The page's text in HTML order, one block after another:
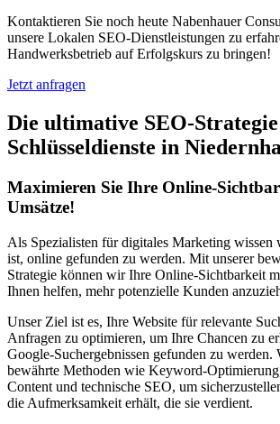
Kontaktieren Sie noch heute Nabenhauer
unsere Lokalen SEO-Dienstleistungen zu
Handwerksbetrieb auf Erfolgskurs zu bringen!
Jetzt anfragen
Die ultimative SEO-
Schlüsseldienste in
Maximieren Sie Ihre Online-
Umsätze!
Als Spezialisten für digitales Marketing
ist, online gefunden zu werden. Mit unserer
Strategie können wir Ihre Online-Sichtbarkeit
Ihnen helfen, mehr potenzielle Kunden
Unser Ziel ist es, Ihre Website für relevante
Anfragen zu optimieren, um Ihre Chancen zu
Google-Suchergebnissen gefunden zu werden.
bewährte Methoden wie Keyword-
Content und technische SEO, um
die Aufmerksamkeit erhält, die sie verdient.